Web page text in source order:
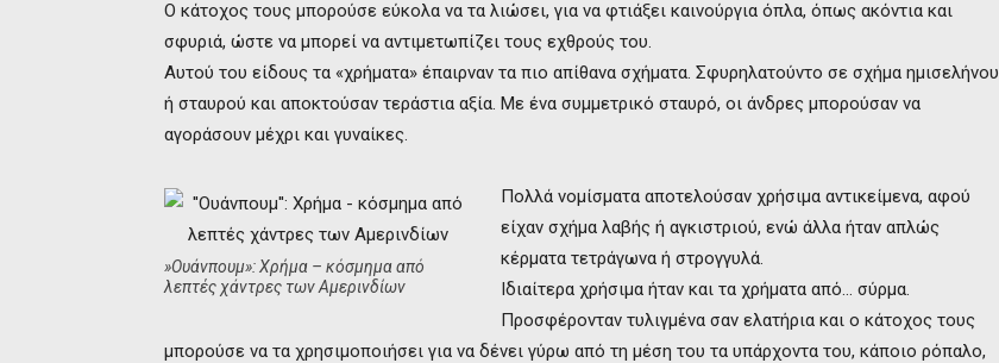
Ο κάτοχος τους μπορούσε εύκολα να τα λιώσει, για να φτιάξει καινούργια όπλα, όπως ακόντια και
σφυριά, ώστε να μπορεί να αντιμετωπίζει τους εχθρούς του.
Αυτού του είδους τα «χρήματα» έπαιρναν τα πιο απίθανα σχήματα. Σφυρηλατούντο σε σχήμα ημισελήνου
ή σταυρού και αποκτούσαν τεράστια αξία. Με ένα συμμετρικό σταυρό, οι άνδρες μπορούσαν να
αγοράσουν μέχρι και γυναίκες.
»Ουάνπουμ»: Χρήμα – κόσμημα από
λεπτές χάντρες των Αμερινδίων
Πολλά νομίσματα αποτελούσαν χρήσιμα αντικείμενα, αφού
είχαν σχήμα λαβής ή αγκιστριού, ενώ άλλα ήταν απλώς
κέρματα τετράγωνα ή στρογγυλά.
Ιδιαίτερα χρήσιμα ήταν και τα χρήματα από… σύρμα.
Προσφέρονταν τυλιγμένα σαν ελατήρια και ο κάτοχος τους
μπορούσε να τα χρησιμοποιήσει για να δένει γύρω από τη μέση του τα υπάρχοντα του, κάποιο ρόπαλο,